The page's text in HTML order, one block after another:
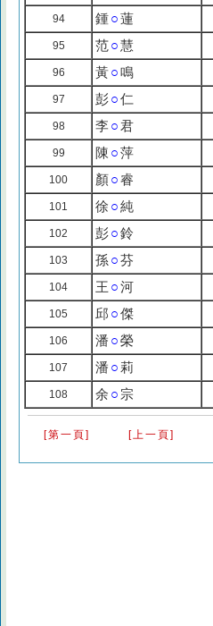
94 鍾○蓮
95 范○慧
96 黃○鳴
97 彭○仁
98 李○君
99 陳 ○萍
100 顏○睿
101 徐 ○純
102 彭○鈴
103 孫○芬
104 王 ○河
105 邱 ○傑
106 潘 ○榮
107 潘 ○ 莉
108 余 ○ 宗
[第一頁] [上一頁]